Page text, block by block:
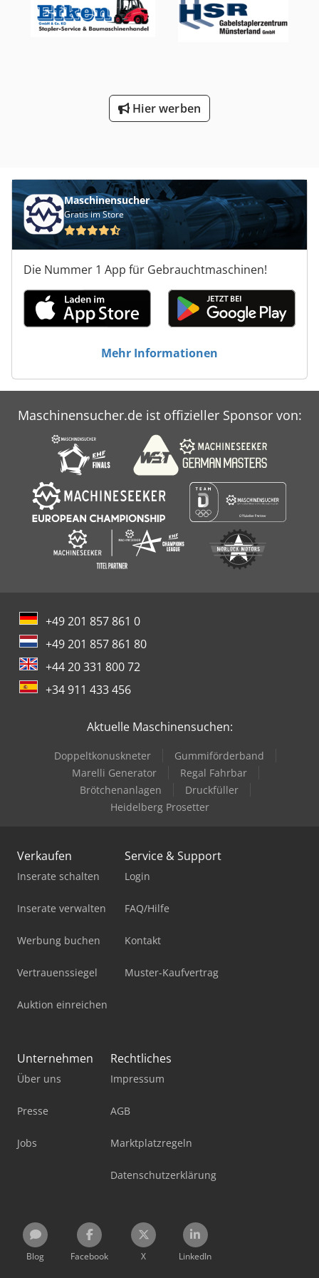
Hier werben
Maschinensucher
Gratis im Store
Die Nummer 1 App für Gebrauchtmaschinen!
Mehr Informationen
Maschinensucher.de ist offizieller Sponsor von:
+49 201 857 861 0
+49 201 857 861 80
+44 20 331 800 72
+34 911 433 456
Aktuelle Maschinensuchen:
Doppeltkonuskneter
Gummiförderband
Marelli Generator
Regal Fahrbar
Brötchenanlagen
Druckfüller
Heidelberg Prosetter
Verkaufen
Inserate schalten
Inserate verwalten
Werbung buchen
Vertrauenssiegel
Auktion einreichen
Service & Support
Login
FAQ/Hilfe
Kontakt
Muster-Kaufvertrag
Unternehmen
Über uns
Presse
Jobs
Rechtliches
Impressum
AGB
Marktplatzregeln
Datenschutzerklärung
Blog Facebook X LinkedIn